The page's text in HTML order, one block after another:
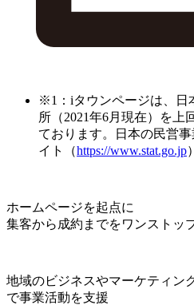
※1：iタウンページは、日
所（2021年6月現在）を上
ております。日本の民営
イト（https://www.stat.go.jp
ホームページを起点に
集客から成約までをワンストッ
地域のビジネスやマーケティン
で事業活動を支援